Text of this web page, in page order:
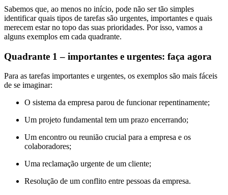
Sabemos que, ao menos no início, pode não ser tão simples
identificar quais tipos de tarefas são urgentes, importantes e quais
merecem estar no topo das suas prioridades. Por isso, vamos a
alguns exemplos em cada quadrante.
Quadrante 1 – importantes e urgentes: faça agora
Para as tarefas importantes e urgentes, os exemplos são mais fáceis
de se imaginar:
O sistema da empresa parou de funcionar repentinamente;
Um projeto fundamental tem um prazo encerrando;
Um encontro ou reunião crucial para a empresa e os
colaboradores;
Uma reclamação urgente de um cliente;
Resolução de um conflito entre pessoas da empresa.